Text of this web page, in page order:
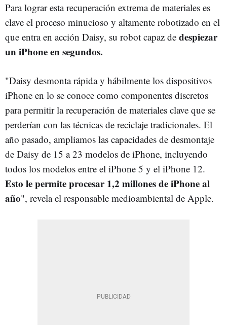
Para lograr esta recuperación extrema de materiales es
clave el proceso minucioso y altamente robotizado en el
que entra en acción Daisy, su robot capaz de despiezar
un iPhone en segundos.
"Daisy desmonta rápida y hábilmente los dispositivos
iPhone en lo se conoce como componentes discretos
para permitir la recuperación de materiales clave que se
perderían con las técnicas de reciclaje tradicionales. El
año pasado, ampliamos las capacidades de desmontaje
de Daisy de 15 a 23 modelos de iPhone, incluyendo
todos los modelos entre el iPhone 5 y el iPhone 12.
Esto le permite procesar 1,2 millones de iPhone al
año", revela el responsable medioambiental de Apple.